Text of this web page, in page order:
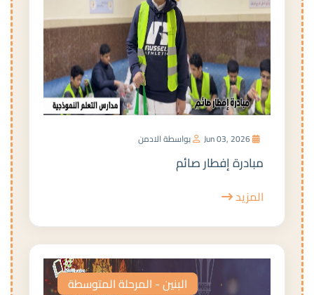
بواسطة الادمن
مبادرة إفطار صائم
المزيد
البنين - المرحلة المتوسطة